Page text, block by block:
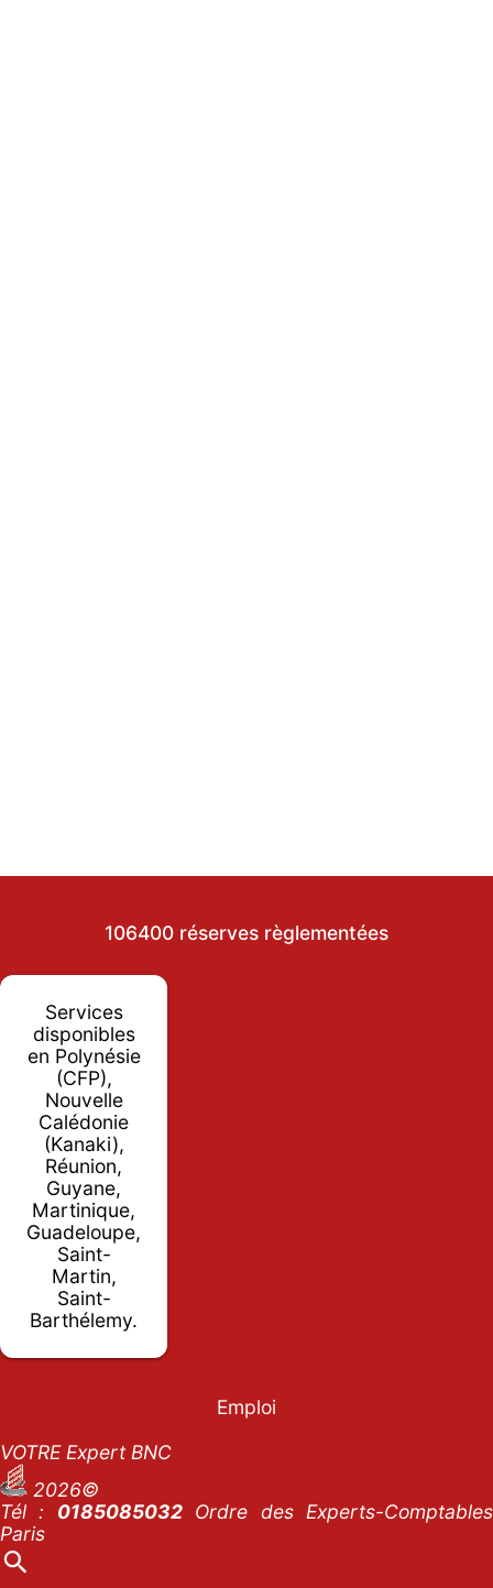
106400 réserves règlementées
Services
disponibles
en Polynésie
(CFP),
Nouvelle
Calédonie
(Kanaki),
Réunion,
Guyane,
Martinique,
Guadeloupe,
Saint-
Martin,
Saint-
Barthélemy.
Emploi
VOTRE Expert BNC
2026©
Tél : 0185085032Ordre des Experts-Comptables
Paris